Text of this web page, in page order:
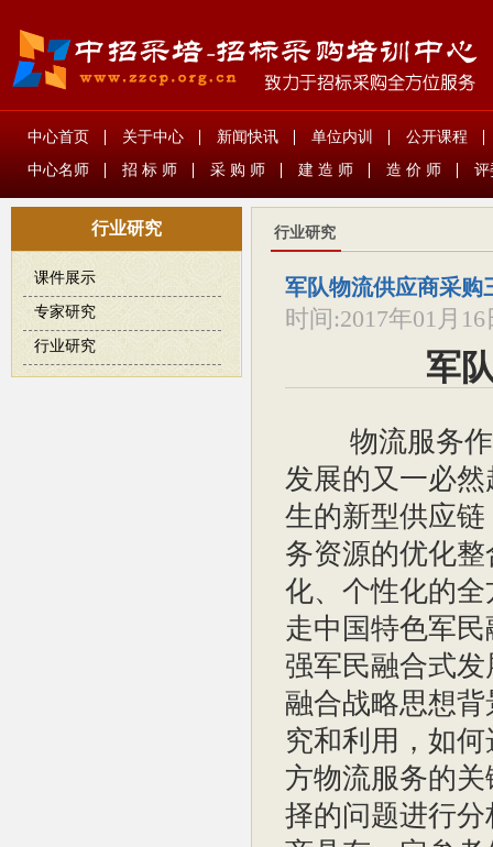
中心首页 关于中心 新闻快讯 单位内训
公开课程
中心名师
招 标 师 采 购 师 建 造 师 造 价 师 评
行业研究
课件展示
专家研究
行业研究
行业研究
军队物流供应商采购
时间:2017年01月16
军
物流服务作
发展的又一必
生的新型供应
务资源的优化
化、个性化的
走中国特色军
强军民融合式
融合战略思想
究和利用，如
方物流服务的
择的问题进行